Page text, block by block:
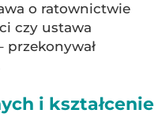
o ratownictwie
czy ustawa
przekonywał
i kształcenie